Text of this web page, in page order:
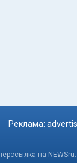
Реклама:
на